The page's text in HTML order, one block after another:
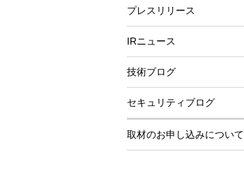
プレスリリース
IRニュース
技術ブログ
セキュリティブログ
取材のお申し込みについて